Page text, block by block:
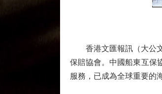
香港文匯報訊（大公文
保賠協會。中國船東互保
服務，已成為全球重要的